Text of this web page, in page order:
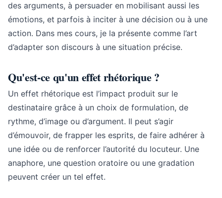
des arguments, à persuader en mobilisant aussi les
émotions, et parfois à inciter à une décision ou à une
action. Dans mes cours, je la présente comme l’art
d’adapter son discours à une situation précise.
Qu'est-ce qu'un effet rhétorique ?
Un effet rhétorique est l’impact produit sur le
destinataire grâce à un choix de formulation, de
rythme, d’image ou d’argument. Il peut s’agir
d’émouvoir, de frapper les esprits, de faire adhérer à
une idée ou de renforcer l’autorité du locuteur. Une
anaphore, une question oratoire ou une gradation
peuvent créer un tel effet.